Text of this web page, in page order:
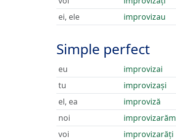
ei, ele
improvizau
Simple perfect
eu
improvizai
tu
improvizași
el, ea
improviză
noi
improvizarăm
voi
improvizarăți